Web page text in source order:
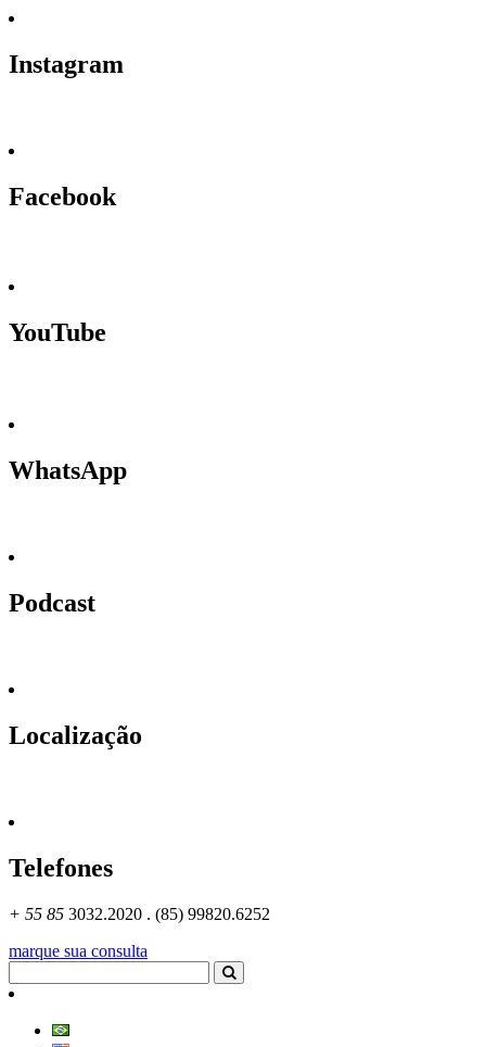
Instagram
Facebook
YouTube
WhatsApp
Podcast
Localização
Telefones
+ 55 85 3032.2020 . (85) 99820.6252
marque sua consulta